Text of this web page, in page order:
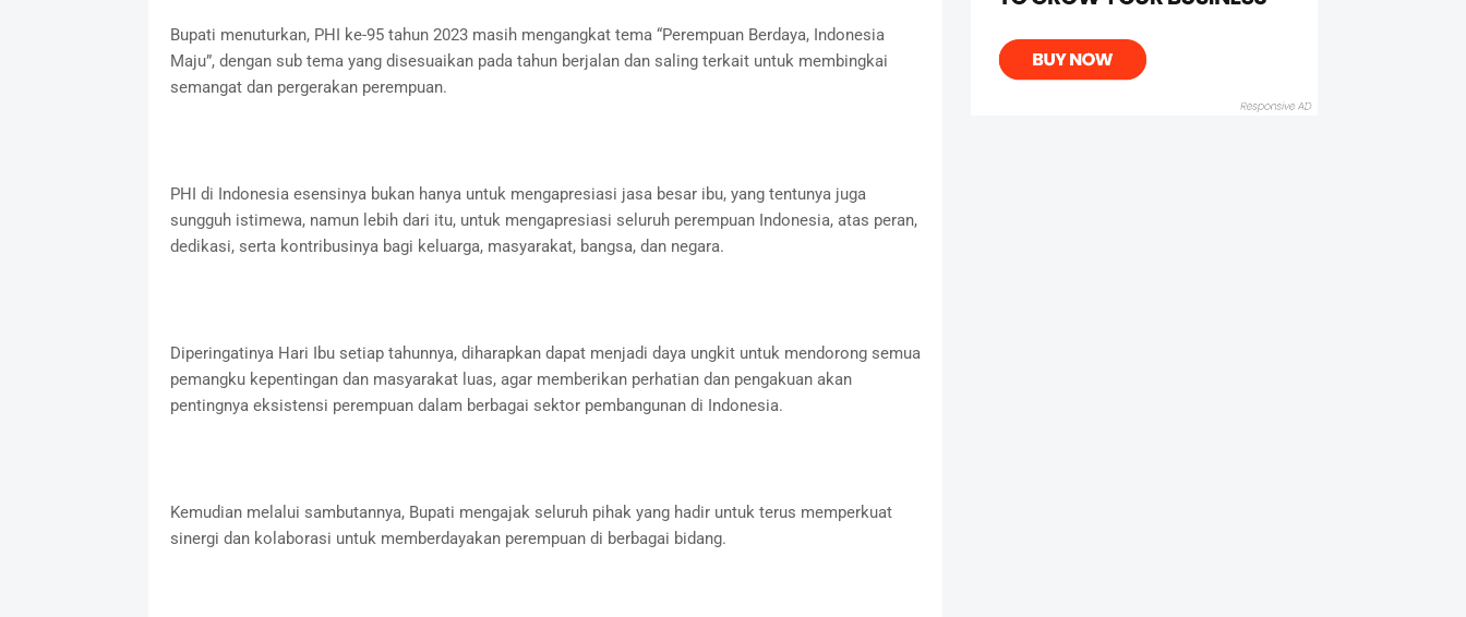
Bupati menuturkan, PHI ke-95 tahun 2023 masih mengangkat tema “Perempuan Berdaya, Indonesia
Maju”, dengan sub tema yang disesuaikan pada tahun berjalan dan saling terkait untuk membingkai
semangat dan pergerakan perempuan.
PHI di Indonesia esensinya bukan hanya untuk mengapresiasi jasa besar ibu, yang tentunya juga
sungguh istimewa, namun lebih dari itu, untuk mengapresiasi seluruh perempuan Indonesia, atas peran,
dedikasi, serta kontribusinya bagi keluarga, masyarakat, bangsa, dan negara.
Diperingatinya Hari Ibu setiap tahunnya, diharapkan dapat menjadi daya ungkit untuk mendorong semua
pemangku kepentingan dan masyarakat luas, agar memberikan perhatian dan pengakuan akan
pentingnya eksistensi perempuan dalam berbagai sektor pembangunan di Indonesia.
Kemudian melalui sambutannya, Bupati mengajak seluruh pihak yang hadir untuk terus memperkuat
sinergi dan kolaborasi untuk memberdayakan perempuan di berbagai bidang.